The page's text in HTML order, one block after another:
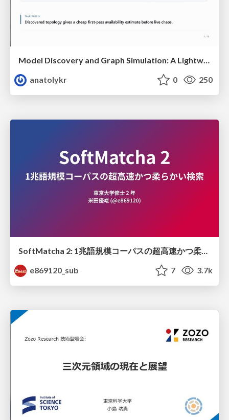
Model Discovery and Graph Simulation: A Lightweight Gateway to Chaos Engineering
anatolykr
0 250
e869120_sub
7 3.7k